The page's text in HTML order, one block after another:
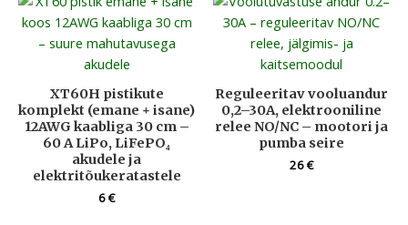
XT60H pistikute
komplekt (emane + isane)
12AWG kaabliga 30 cm –
60 A LiPo, LiFePO₄
akudele ja
elektritõukeratastele
6€
Reguleeritav vooluandur
0,2–30A, elektrooniline
relee NO/NC – mootori ja
pumba seire
26€